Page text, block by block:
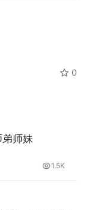
0
师妹
1.5K